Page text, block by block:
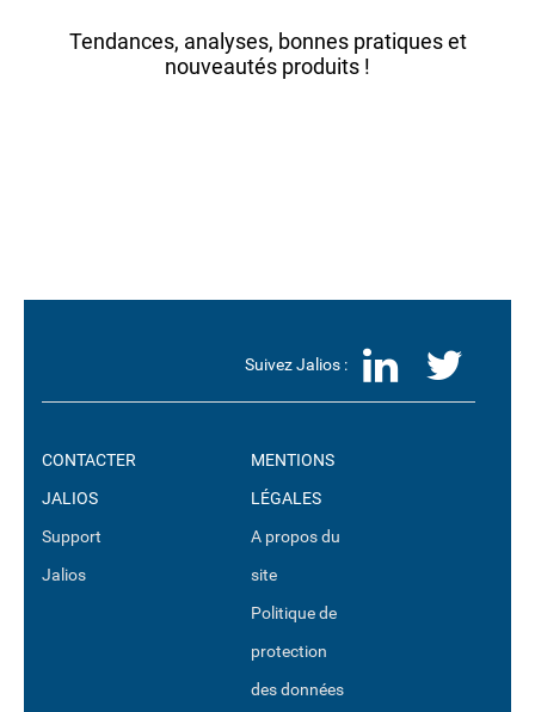
Tendances, analyses, bonnes pratiques et
nouveautés produits !
Suivez Jalios :
CONTACTER
JALIOS
Support
Jalios
MENTIONS
LÉGALES
A propos du
site
Politique de
protection
des données